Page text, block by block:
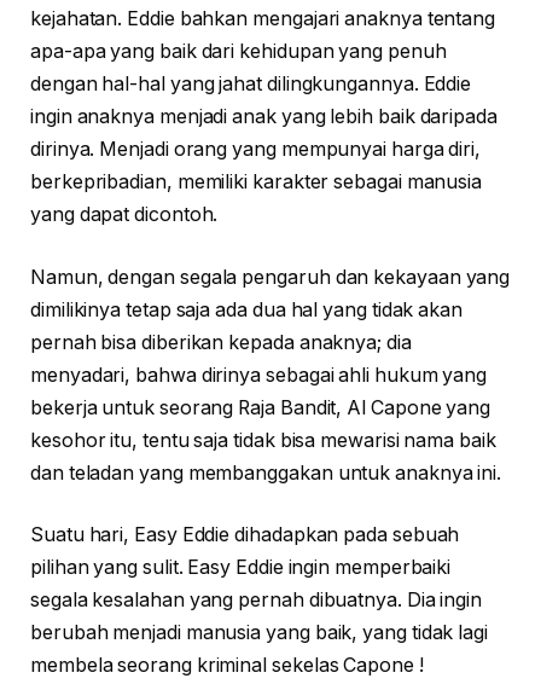
kejahatan. Eddie bahkan mengajari anaknya tentang
apa-apa yang baik dari kehidupan yang penuh
dengan hal-hal yang jahat dilingkungannya. Eddie
ingin anaknya menjadi anak yang lebih baik daripada
dirinya. Menjadi orang yang mempunyai harga diri,
berkepribadian, memiliki karakter sebagai manusia
yang dapat dicontoh.
Namun, dengan segala pengaruh dan kekayaan yang
dimilikinya tetap saja ada dua hal yang tidak akan
pernah bisa diberikan kepada anaknya; dia
menyadari, bahwa dirinya sebagai ahli hukum yang
bekerja untuk seorang Raja Bandit, Al Capone yang
kesohor itu, tentu saja tidak bisa mewarisi nama baik
dan teladan yang membanggakan untuk anaknya ini.
Suatu hari, Easy Eddie dihadapkan pada sebuah
pilihan yang sulit. Easy Eddie ingin memperbaiki
segala kesalahan yang pernah dibuatnya. Dia ingin
berubah menjadi manusia yang baik, yang tidak lagi
membela seorang kriminal sekelas Capone !